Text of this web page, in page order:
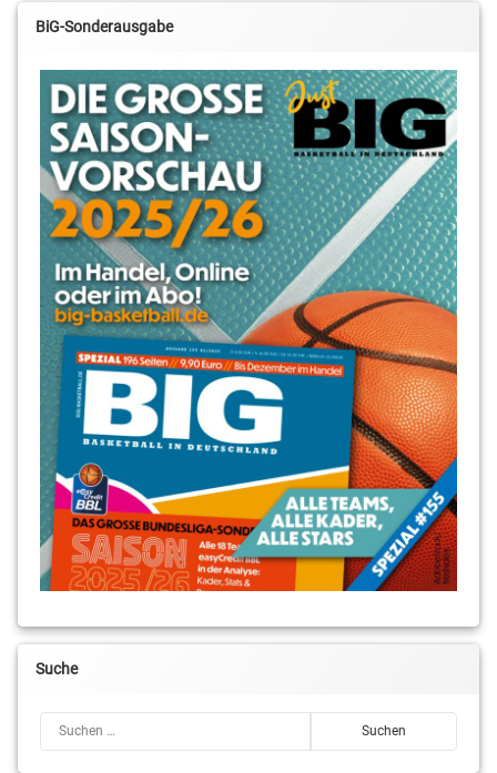
Halle
Tobias
Horn
WSG Königs
Wusterhausen
Yassin
Mahfouz
RSV
Sebastian
Schmohl
Steve
Krajewski
WSG Königs
Wusterhausen
BiG-Sonderausgabe
Suche